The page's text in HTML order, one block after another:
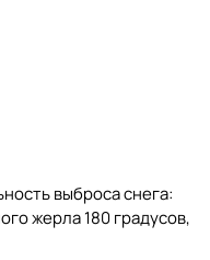
выброса снега:
жерла 180 градусов,